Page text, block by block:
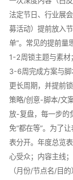
法定节日、行业展
募活动）提前放入
单”。常见的提前量
1-2周锁主题与素材
3-6周完成方案与脚
更长周期，并提前
策略/创意-脚本/文
放-复盘，每一步的
免“都在等”。为了
表分开。年度总览
心受众；内容主线
（月份/节点名/目